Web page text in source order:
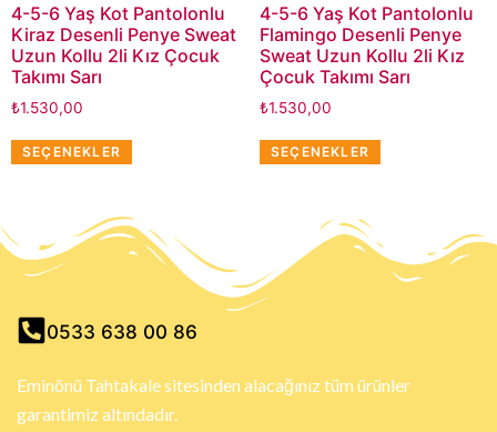
4-5-6 Yaş Kot Pantolonlu
Kiraz Desenli Penye Sweat
Uzun Kollu 2li Kız Çocuk
Takımı Sarı
₺1.530,00
SEÇENEKLER
4-5-6 Yaş Kot Pantolonlu
Flamingo Desenli Penye
Sweat Uzun Kollu 2li Kız
Çocuk Takımı Sarı
₺1.530,00
SEÇENEKLER
0533 638 00 86
Eminönü Tahtakale sitesinden alacağınız tüm ürünler
garantimiz altındadır.